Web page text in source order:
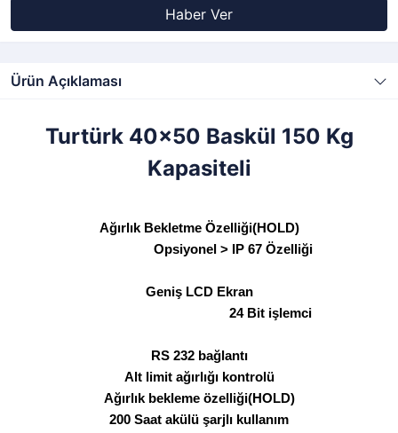
Haber Ver
Ürün Açıklaması
Turtürk 40x50 Baskül 150 Kg
Kapasiteli
Ağırlık Bekletme Özelliği(HOLD)
Opsiyonel > IP 67 Özelliği
Geniş LCD Ekran
24 Bit işlemci
RS 232 bağlantı
Alt limit ağırlığı kontrolü
Ağırlık bekleme özelliği(HOLD)
200 Saat akülü şarjlı kullanım